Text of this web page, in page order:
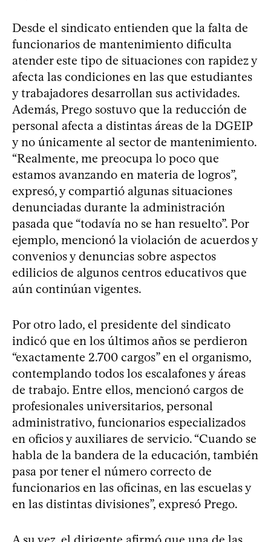
Desde el sindicato entienden que la falta de
funcionarios de mantenimiento dificulta
atender este tipo de situaciones con rapidez y
afecta las condiciones en las que estudiantes
y trabajadores desarrollan sus actividades.
Además, Prego sostuvo que la reducción de
personal afecta a distintas áreas de la DGEIP
y no únicamente al sector de mantenimiento.
“Realmente, me preocupa lo poco que
estamos avanzando en materia de logros”,
expresó, y compartió algunas situaciones
denunciadas durante la administración
pasada que “todavía no se han resuelto”. Por
ejemplo, mencionó la violación de acuerdos y
convenios y denuncias sobre aspectos
edilicios de algunos centros educativos que
aún continúan vigentes.
Por otro lado, el presidente del sindicato
indicó que en los últimos años se perdieron
“exactamente 2.700 cargos” en el organismo,
contemplando todos los escalafones y áreas
de trabajo. Entre ellos, mencionó cargos de
profesionales universitarios, personal
administrativo, funcionarios especializados
en oficios y auxiliares de servicio. “Cuando se
habla de la bandera de la educación, también
pasa por tener el número correcto de
funcionarios en las oficinas, en las escuelas y
en las distintas divisiones”, expresó Prego.